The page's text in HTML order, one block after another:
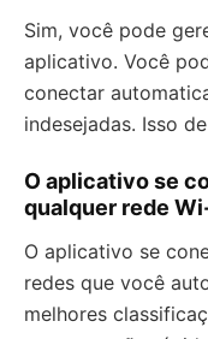
Sim, você pode
aplicativo. Você
conectar
indesejadas. Isso
O aplicativo se
qualquer rede
O aplicativo se
redes que você
melhores